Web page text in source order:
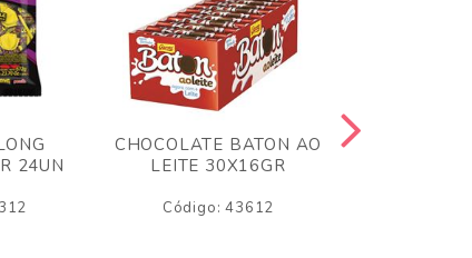
24UN
CHOCOLATE BATON AO
LEITE 30X16GR
Código: 43612